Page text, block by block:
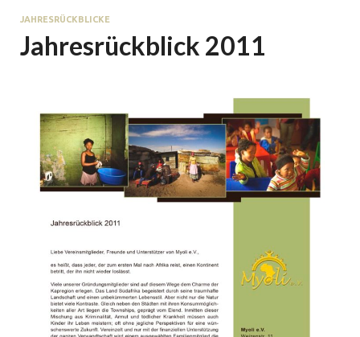
JAHRESRÜCKBLICKE
Jahresrückblick 2011